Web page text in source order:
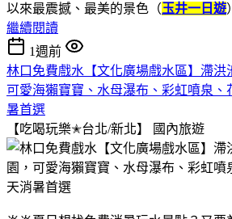
以來最震撼、最美的景色（玉井一日遊）
繼續閱讀
1週前
林口免費戲水【文化廣場戲水區】滯洪
可愛海獺寶寶、水母瀑布、彩虹噴泉、
暑首選
【吃喝玩樂✭台北/新北】
國內旅遊